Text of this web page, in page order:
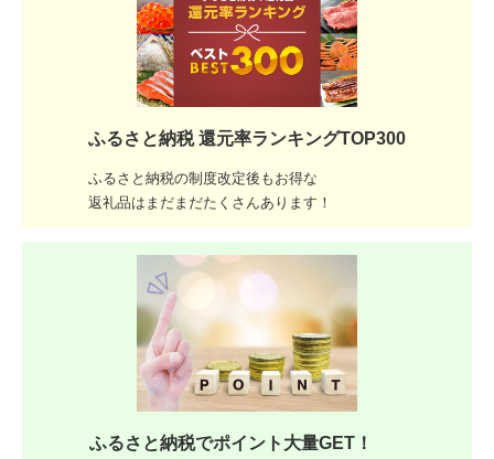
ふるさと納税 還元率ランキングTOP300
ふるさと納税の制度改定後もお得な
返礼品はまだまだたくさんあります！
ふるさと納税でポイント大量GET！